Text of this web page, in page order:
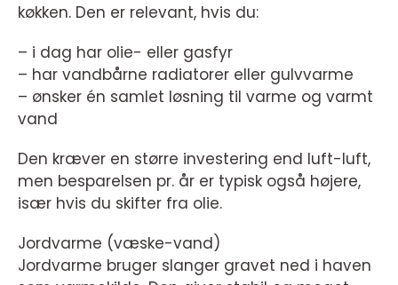
køkken. Den er relevant, hvis du:
– i dag har olie- eller gasfyr
– har vandbårne radiatorer eller gulvvarme
– ønsker én samlet løsning til varme og varmt
vand
Den kræver en større investering end luft-luft,
men besparelsen pr. år er typisk også højere,
især hvis du skifter fra olie.
Jordvarme (væske-vand)
Jordvarme bruger slanger gravet ned i haven